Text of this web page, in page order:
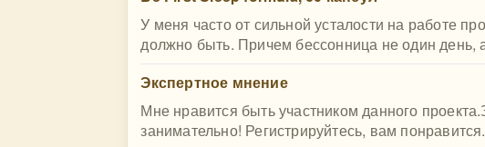
У меня часто от сильной усталости на работе
должно быть. Причем бессонница не один день,
Экспертное мнение
Мне нравится быть участником данного
занимательно! Регистрируйтесь, вам